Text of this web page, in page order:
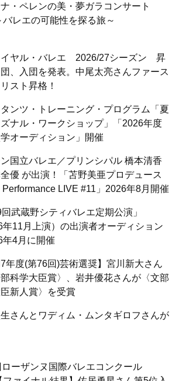
・ペレンの美・夢ガラコンサート
バレエの可能性を探る旅～
イヤル・バレエ 2026/27シーズン 昇
、入団を発表。中尾太亮さんファース
スト昇格！
ンツ・トレーニング・プログラム「夏
ナル・ワークショップ」「2026年度
オーディション」開催
国立バレエ／プリンシパル 橋本清香
優 が出演！「苫野美亜プロデュース
Performance LIVE #11」2026年8月開催
回武蔵野シティバレエ定期公演」
年11月上演）の出演者オーディション
年4月に開催
7年度(第76回)芸術選奨】宮川新大さん
科学大臣賞〉、岩井優花さんが〈文部
新人賞〉を受賞
さんとワディム・ムンタギロフさんが
ーザンヌ国際バレエコンクール